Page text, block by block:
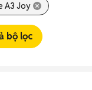
A3 Joy
bộ lọc